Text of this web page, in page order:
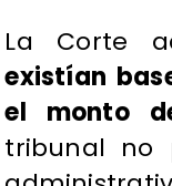
La Corte
existían
el monto
tribunal no